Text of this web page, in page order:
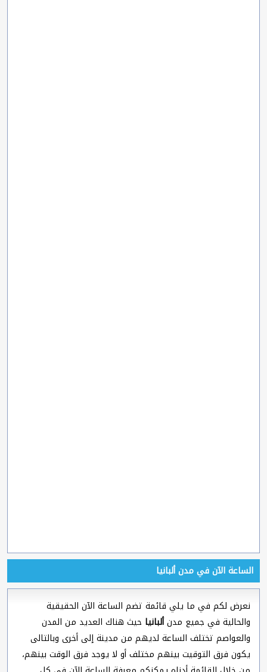
الساعة الآن في مدن ألبانيا
نعرض لكم في ما يلي قائمة تضم الساعة الآن الحقيقية
والحالية في جميع مدنألبانيا حيث هناك العديد من المدن
والعواصم تختلف الساعة لديهم من مدينة إلى أخرى وبالتالى
يكون فرق التوقيت بينهم مختلف أو لا يوجد فرق الوقت بينهم،